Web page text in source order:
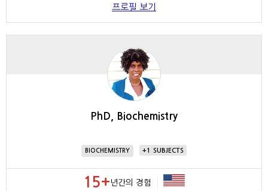
프로필 보기
PhD, Biochemistry
BIOCHEMISTRY 1
15+ 년간의 경험